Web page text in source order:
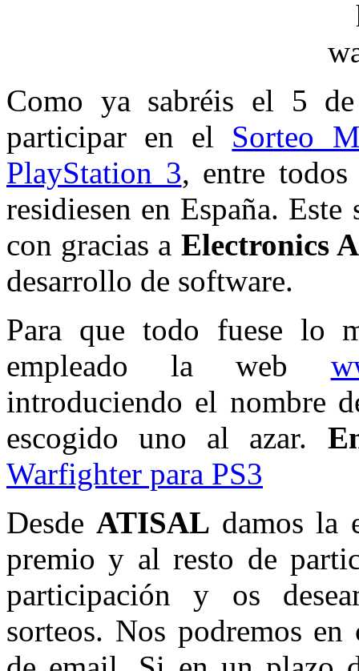
Como ya sabréis el 5
participar en el Sorteo
PlayStation 3, entre
residiesen en España.
con gracias a Electronics
desarrollo de software.
Para que todo fuese lo
empleado la web
introduciendo el nombre
escogido uno al azar.
Warfighter para PS3
DesdeATISAL damos la
premio y al resto de
participación y os
sorteos. Nos podremos